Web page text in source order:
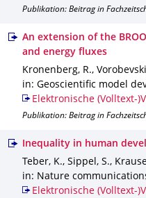
Publikation: Beitrag in
An extension of the
and energy fluxes
Kronenberg, R.,
in: Geoscientific model
Elektronische (Volltext-
Publikation: Beitrag in
Inequality in human
Teber, K., Sippel, S.,
in: Nature
Elektronische (Volltext-